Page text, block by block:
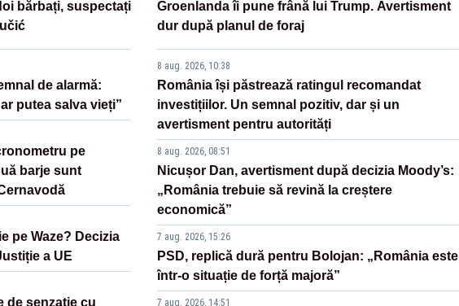
bărbați, suspectați
de alarmă:
putea salva vieți”
pe
barje sunt
pe Waze? Decizia
a UE
de senzație cu
Groenlanda îi pune frână lui Trump. Avertisment
dur după planul de foraj
8 aug. 2026, 10:38
România își păstrează ratingul recomandat
investițiilor. Un semnal pozitiv, dar și un
avertisment pentru autorități
8 aug. 2026, 08:51
Nicușor Dan, avertisment după decizia Moody’s:
„România trebuie să revină la creștere
economică”
7 aug. 2026, 15:26
PSD, replică dură pentru Bolojan: „România este
într-o situație de forță majoră”
7 aug. 2026, 14:51